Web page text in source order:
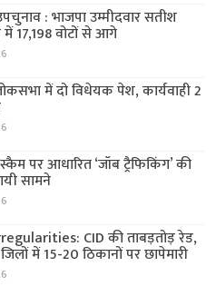
: भाजपा उम्मीदवार सतीश
में 17,198 वोटों से आगे
में दो विधेयक पेश, कार्यवाही 2
पर आधारित ‘जॉब ट्रैफिकिंग’ की
सामने
CID की ताबड़तोड़ रेड,
में 15-20 ठिकानों पर छापेमारी